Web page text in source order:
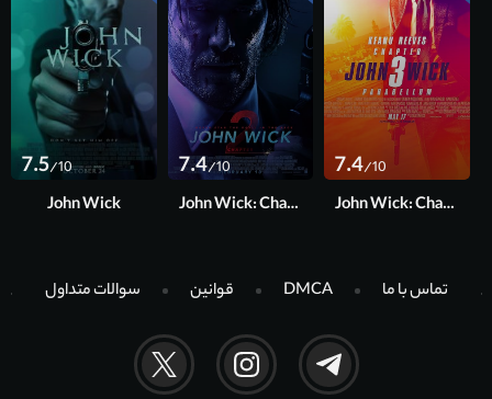
7.4/10
John Wick: Chapter 3 - Parabellum
7.4/10
John Wick: Chapter 2
7.5/10
John Wick
تماس با ما DMCA قوانین سوالات متداول